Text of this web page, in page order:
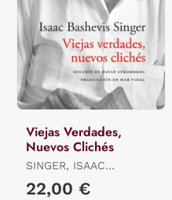
Viejas Verdades,
Nuevos Clichés
SINGER, ISAAC
BASHEVIS
22,00 €